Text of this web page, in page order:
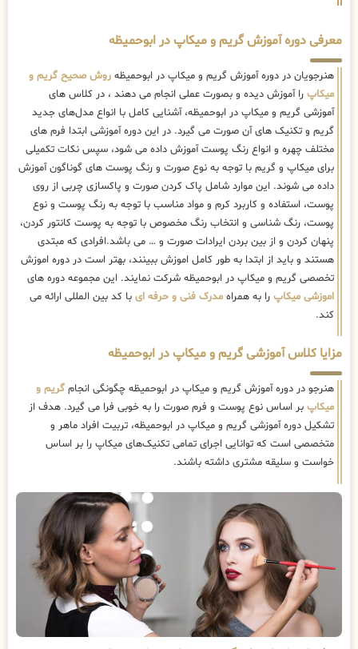
معرفی دوره آموزش گریم و میکاپ در ابوحمیظه
هنرجویان در دوره آموزش گریم و میکاپ در ابوحمیظه روش صحیح گریم و
میکاپ را آموزش دیده و بصورت عملی انجام می دهند ، در کلاس های
آموزشی گریم و میکاپ در ابوحمیظه، آشنایی کامل با انواع مدل‌های جدید
گریم و تکنیک های آن صورت می گیرد. در این دوره آموزشی ابتدا فرم های
مختلف چهره و انواع رنگ پوست آموزش داده می شود، سپس نکات تکمیلی
برای میکاپ و گریم با توجه به نوع صورت و رنگ پوست های گوناگون آموزش
داده می شوند. این موارد شامل پاک کردن صورت و پاکسازی چربی از روی
پوست، استفاده و کاربرد کرم و مواد مناسب با توجه به رنگ پوست و نوع
پوست، رنگ شناسی و انتخاب رنگ مخصوص با توجه به پوست کانتور کردن،
پنهان کردن و از بین بردن ایرادات صورت و … می باشد.افرادی که مبتدی
هستند و باید از ابتدا به طور کامل اموزش ببینند، بهتر است در دوره اموزش
تخصصی گریم و میکاپ در ابوحمیظه شرکت نمایند. این مجموعه دوره های
اموزشی میکاپ را به همراه مدرک فنی و حرفه ای با کد بین المللی ارائه می
کند.
مزایا کلاس آموزشی گریم و میکاپ در ابوحمیظه
هنرجو در دوره آموزش گریم و میکاپ در ابوحمیظه چگونگی انجام گریم و
میکاپ بر اساس نوع پوست و فرم صورت را به خوبی فرا می گیرد. هدف از
تشکیل دوره آموزشی گریم و میکاپ در ابوحمیظه، تربیت افراد ماهر و
متخصصی است که توانایی اجرای تمامی تکنیک‌های میکاپ را بر اساس
خواست و سلیقه مشتری داشته باشند.